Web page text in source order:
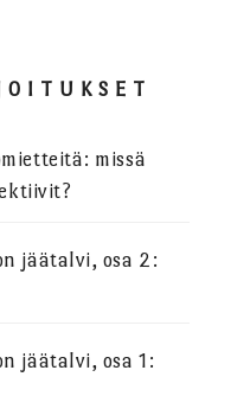
missä
jäätalvi, osa 2:
jäätalvi, osa 1: